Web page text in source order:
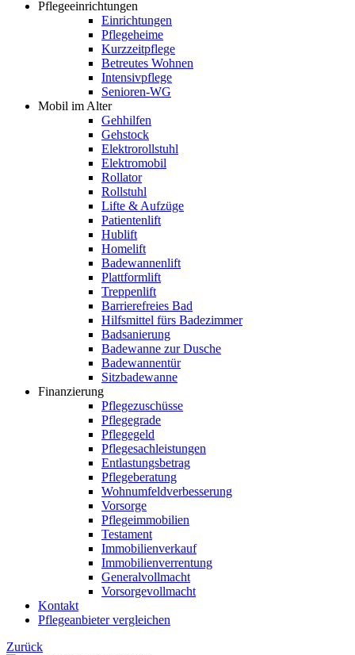
Pflegeeinrichtungen
Einrichtungen
Pflegeheime
Kurzzeitpflege
Betreutes Wohnen
Intensivpflege
Senioren-WG
Mobil im Alter
Gehhilfen
Gehstock
Elektrorollstuhl
Elektromobil
Rollator
Rollstuhl
Lifte & Aufzüge
Patientenlift
Hublift
Homelift
Badewannenlift
Plattformlift
Treppenlift
Barrierefreies Bad
Hilfsmittel fürs Badezimmer
Badsanierung
Badewanne zur Dusche
Badewannentür
Sitzbadewanne
Finanzierung
Pflegezuschüsse
Pflegegrade
Pflegegeld
Pflegesachleistungen
Entlastungsbetrag
Pflegeberatung
Wohnumfeldverbesserung
Vorsorge
Pflegeimmobilien
Testament
Immobilienverkauf
Immobilienverrentung
Generalvollmacht
Vorsorgevollmacht
Kontakt
Pflegeanbieter vergleichen
Zurück